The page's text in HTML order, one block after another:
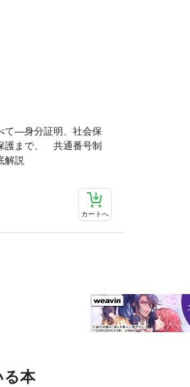
て―身分証明、社会保
護まで、 共通番号制
解説
カートへ
る本